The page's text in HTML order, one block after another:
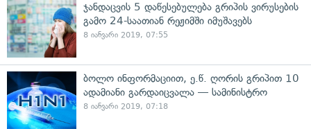
ჯანდაცვის 5 დაწესებულება გრიპის ვირუსების
გამო 24-საათიან რეჟიმში იმუშავებს
8 იანვარი 2019, 07:55
ბოლო ინფორმაციით, ე.წ. ღორის გრიპით 10
ადამიანი გარდაიცვალა — სამინისტრო
8 იანვარი 2019, 07:18